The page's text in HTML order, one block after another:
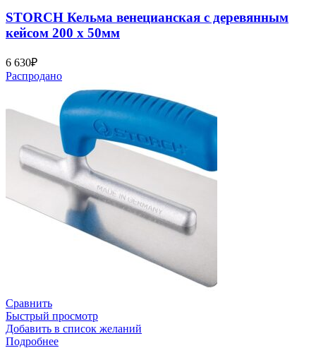
STORCH Кельма венецианская с деревянным
кейсом 200 х 50мм
6 630₽
Распродано
Сравнить
Быстрый просмотр
Добавить в список желаний
Подробнее